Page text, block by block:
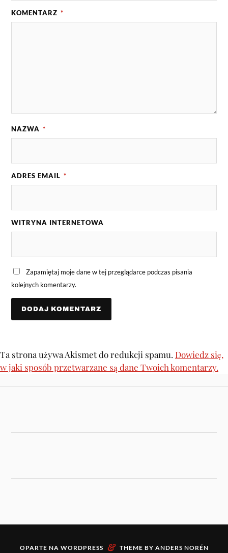
KOMENTARZ *
NAZWA *
ADRES EMAIL *
WITRYNA INTERNETOWA
Zapamiętaj moje dane w tej przeglądarce podczas pisania
kolejnych komentarzy.
Ta strona używa Akismet do redukcji spamu. Dowiedz się,
w jaki sposób przetwarzane są dane Twoich komentarzy.
OPARTE NA WORDPRESS & THEME BY ANDERS NORÉN